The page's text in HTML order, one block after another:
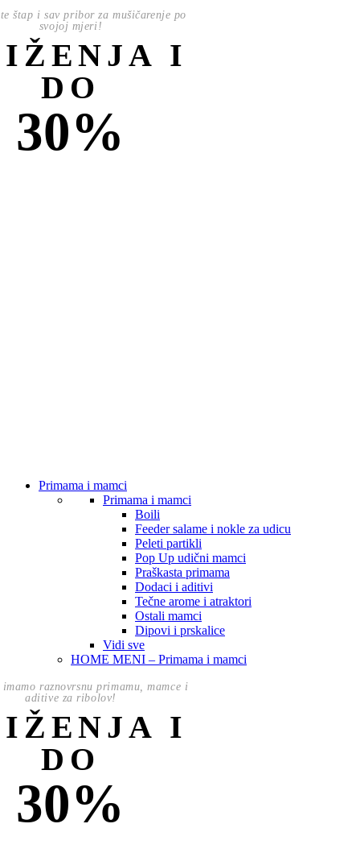
štap i sav pribor za mušičarenje po
svojoj mjeri!
I
DO
30%
Primama i mamci
Primama i mamci
Boili
Feeder salame i nokle za udicu
Peleti partikli
Pop Up udični mamci
Praškasta primama
Dodaci i aditivi
Tečne arome i atraktori
Ostali mamci
Dipovi i prskalice
Vidi sve
HOME MENI – Primama i mamci
raznovrsnu primamu, mamce i
aditive za ribolov!
I
DO
30%